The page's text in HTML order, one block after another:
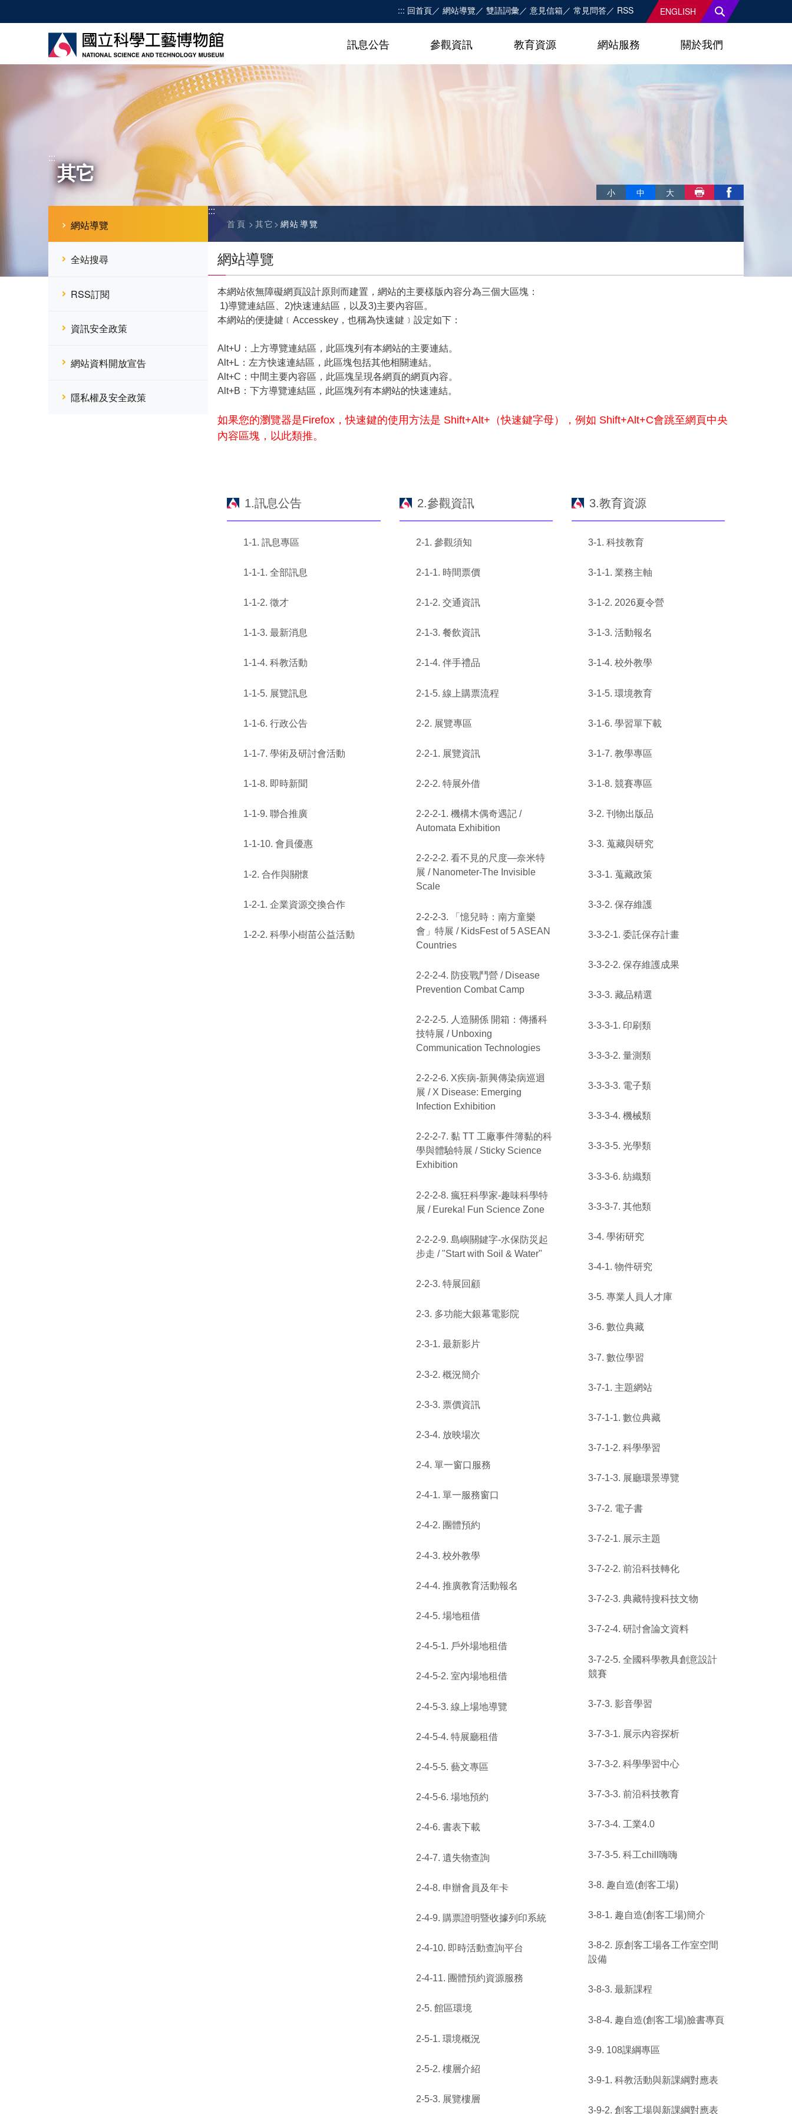
主
::: 回首頁 網站導覽 雙語詞彙 意見信箱 常見問答 RSS ENGLISH
訊息公告 參觀資訊 教育資源 網站服務 關於我們
:::
其它
網站導覽
全站搜尋
RSS訂閱
資訊安全政策
網站資料開放宣告
隱私權及安全政策
略過字型切換，社群分享工具列
小
中 大
:::
首頁 其它 網站導覽
網站導覽
本網站依無障礙網頁設計原則而建置，網站的主要樣版內容分為三個大區塊：
1)導覽連結區、2)快速連結區，以及3)主要內容區。
本網站的便捷鍵﹝Accesskey，也稱為快速鍵﹞設定如下：
Alt+U：上方導覽連結區，此區塊列有本網站的主要連結。
Alt+L：左方快速連結區，此區塊包括其他相關連結。
Alt+C：中間主要內容區，此區塊呈現各網頁的網頁內容。
Alt+B：下方導覽連結區，此區塊列有本網站的快速連結。
如果您的瀏覽器是Firefox，快速鍵的使用方法是 Shift+Alt+（快速鍵字母），例如 Shift+Alt+C會跳至網頁中央
內容區塊，以此類推。
1.訊息公告
1-1. 訊息專區
1-1-1. 全部訊息
1-1-2. 徵才
1-1-3. 最新消息
1-1-4. 科教活動
1-1-5. 展覽訊息
1-1-6. 行政公告
1-1-7. 學術及研討會活動
1-1-8. 即時新聞
1-1-9. 聯合推廣
1-1-10. 會員優惠
1-2. 合作與關懷
1-2-1. 企業資源交換合作
1-2-2. 科學小樹苗公益活動
2.參觀資訊
2-1. 參觀須知
2-1-1. 時間票價
2-1-2. 交通資訊
2-1-3. 餐飲資訊
2-1-4. 伴手禮品
2-1-5. 線上購票流程
2-2. 展覽專區
2-2-1. 展覽資訊
2-2-2. 特展外借
2-2-2-1. 機構木偶奇遇記 /
Automata Exhibition
2-2-2-2. 看不見的尺度—奈米特
展 / Nanometer-The Invisible
Scale
2-2-2-3. 「憶兒時：南方童樂
會」特展 / KidsFest of 5 ASEAN
Countries
2-2-2-4. 防疫戰鬥營 / Disease
Prevention Combat Camp
2-2-2-5. 人造關係 開箱：傳播科
技特展 / Unboxing
Communication Technologies
2-2-2-6. X疾病-新興傳染病巡迴
展 / X Disease: Emerging
Infection Exhibition
2-2-2-7. 黏 TT 工廠事件簿黏的科
學與體驗特展 / Sticky Science
Exhibition
2-2-2-8. 瘋狂科學家-趣味科學特
展 / Eureka! Fun Science Zone
2-2-2-9. 島嶼關鍵字-水保防災起
步走 / "Start with Soil & Water"
2-2-3. 特展回顧
2-3. 多功能大銀幕電影院
2-3-1. 最新影片
2-3-2. 概況簡介
2-3-3. 票價資訊
2-3-4. 放映場次
2-4. 單一窗口服務
2-4-1. 單一服務窗口
2-4-2. 團體預約
2-4-3. 校外教學
2-4-4. 推廣教育活動報名
2-4-5. 場地租借
2-4-5-1. 戶外場地租借
2-4-5-2. 室內場地租借
2-4-5-3. 線上場地導覽
2-4-5-4. 特展廳租借
2-4-5-5. 藝文專區
2-4-5-6. 場地預約
2-4-6. 書表下載
2-4-7. 遺失物查詢
2-4-8. 申辦會員及年卡
2-4-9. 購票證明暨收據列印系統
2-4-10. 即時活動查詢平台
2-4-11. 團體預約資源服務
2-5. 館區環境
2-5-1. 環境概況
2-5-2. 樓層介紹
2-5-3. 展覽樓層
3.教育資源
3-1. 科技教育
3-1-1. 業務主軸
3-1-2. 2026夏令營
3-1-3. 活動報名
3-1-4. 校外教學
3-1-5. 環境教育
3-1-6. 學習單下載
3-1-7. 教學專區
3-1-8. 競賽專區
3-2. 刊物出版品
3-3. 蒐藏與研究
3-3-1. 蒐藏政策
3-3-2. 保存維護
3-3-2-1. 委託保存計畫
3-3-2-2. 保存維護成果
3-3-3. 藏品精選
3-3-3-1. 印刷類
3-3-3-2. 量測類
3-3-3-3. 電子類
3-3-3-4. 機械類
3-3-3-5. 光學類
3-3-3-6. 紡織類
3-3-3-7. 其他類
3-4. 學術研究
3-4-1. 物件研究
3-5. 專業人員人才庫
3-6. 數位典藏
3-7. 數位學習
3-7-1. 主題網站
3-7-1-1. 數位典藏
3-7-1-2. 科學學習
3-7-1-3. 展廳環景導覽
3-7-2. 電子書
3-7-2-1. 展示主題
3-7-2-2. 前沿科技轉化
3-7-2-3. 典藏特搜科技文物
3-7-2-4. 研討會論文資料
3-7-2-5. 全國科學教具創意設計
競賽
3-7-3. 影音學習
3-7-3-1. 展示內容探析
3-7-3-2. 科學學習中心
3-7-3-3. 前沿科技教育
3-7-3-4. 工業4.0
3-7-3-5. 科工chill嗨嗨
3-8. 趣自造(創客工場)
3-8-1. 趣自造(創客工場)簡介
3-8-2. 原創客工場各工作室空間
設備
3-8-3. 最新課程
3-8-4. 趣自造(創客工場)臉書專頁
3-9. 108課綱專區
3-9-1. 科教活動與新課綱對應表
3-9-2. 創客工場與新課綱對應表